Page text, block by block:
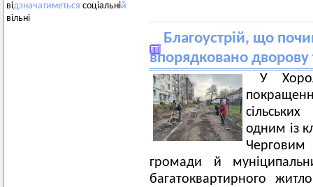
відзначатиметься соціальній
вільні
Благоустрій, що
впорядковано
У
одним із
Черговим
громади й
багатоквартирного